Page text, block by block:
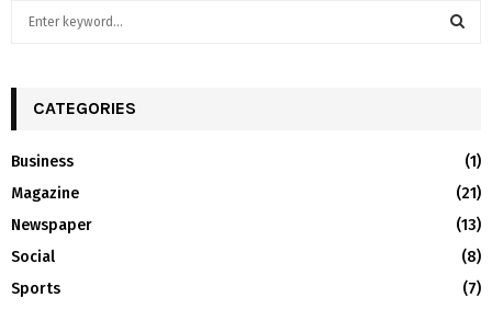
h
o
r
:
R
CATEGORIES
Business
(1)
Magazine
(21)
Newspaper
(13)
Social
(8)
Sports
(7)